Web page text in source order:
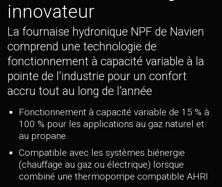
innovateur
La fournaise hydronique NPF de Navien
comprend une technologie de
fonctionnement à capacité variable à la
pointe de l'industrie pour un confort
accru tout au long de l'année
Fonctionnement à capacité variable de 15 % à
100 % pour les applications au gaz naturel et
au propane
Compatible avec les systèmes biénergie
(chauffage au gaz ou électrique) lorsque
combiné une thermopompe compatible AHRI